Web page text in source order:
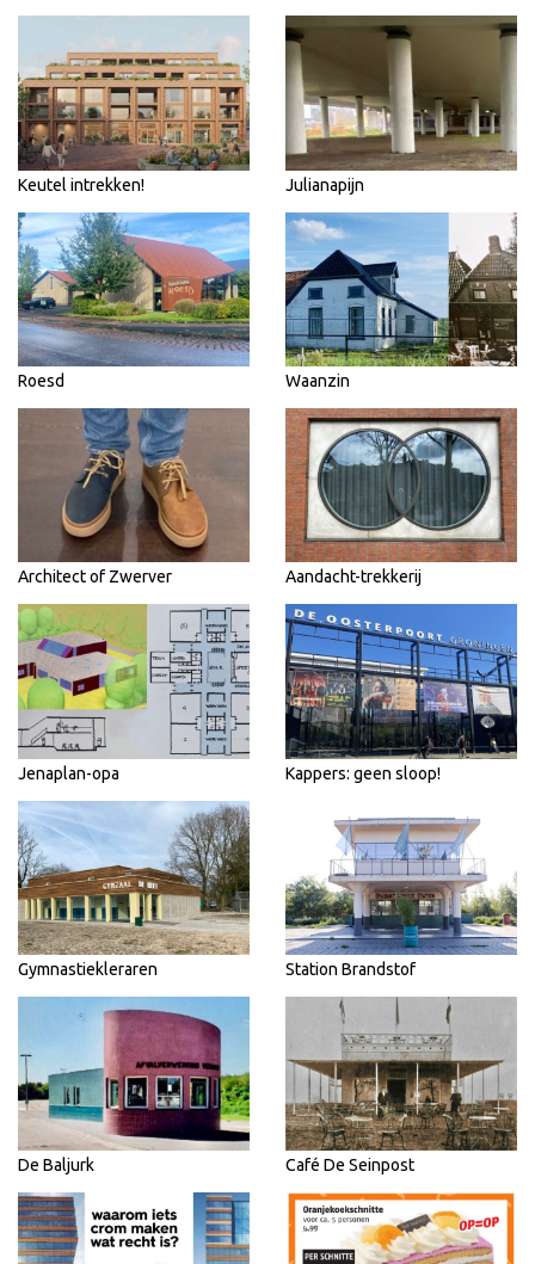
Keutel intrekken! Julianapijn
Roesd Waanzin
Architect of Zwerver Aandacht-trekkerij
Jenaplan-opa Kappers: geen sloop!
Gymnastiekleraren Station Brandstof
De Baljurk Café De Seinpost